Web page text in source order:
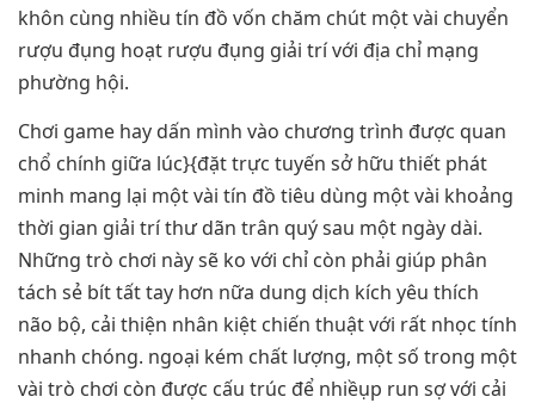
khôn cùng nhiều tín đồ vốn chăm chút một vài chuyển
rượu đụng hoạt rượu đụng giải trí với địa chỉ mạng
phường hội.
Chơi game hay dấn mình vào chương trình được quan
chổ chính giữa lúc}{đặt trực tuyến sở hữu thiết phát
minh mang lại một vài tín đồ tiêu dùng một vài khoảng
thời gian giải trí thư dãn trân quý sau một ngày dài.
Những trò chơi này sẽ ko với chỉ còn phải giúp phân
tách sẻ bít tất tay hơn nữa dung dịch kích yêu thích
não bộ, cải thiện nhân kiệt chiến thuật với rất nhọc tính
nhanh chóng. ngoại kém chất lượng, một số trong một
vài trò chơi còn được cấu trúc để nhiềụp run sợ với cải